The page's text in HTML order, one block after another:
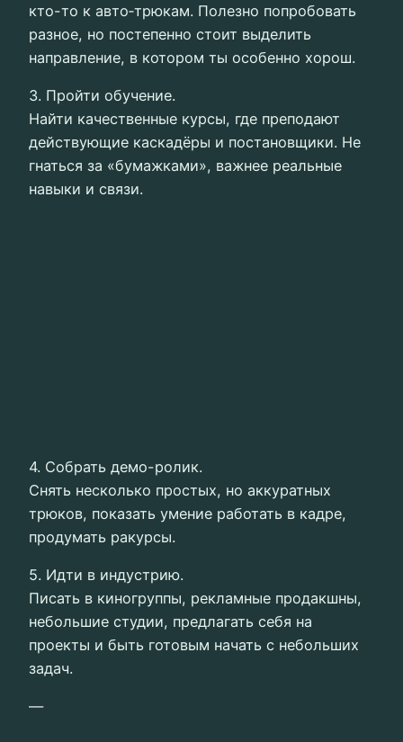
кто-то к авто‑трюкам. Полезно попробовать
разное, но постепенно стоит выделить
направление, в котором ты особенно хорош.
3. Пройти обучение.
Найти качественные курсы, где преподают
действующие каскадёры и постановщики. Не
гнаться за «бумажками», важнее реальные
навыки и связи.
4. Собрать демо-ролик.
Снять несколько простых, но аккуратных
трюков, показать умение работать в кадре,
продумать ракурсы.
5. Идти в индустрию.
Писать в киногруппы, рекламные продакшны,
небольшие студии, предлагать себя на
проекты и быть готовым начать с небольших
задач.
—